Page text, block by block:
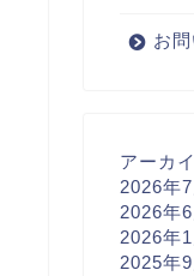
お
アーカ
2026年7
2026年6
2026年1
2025年9